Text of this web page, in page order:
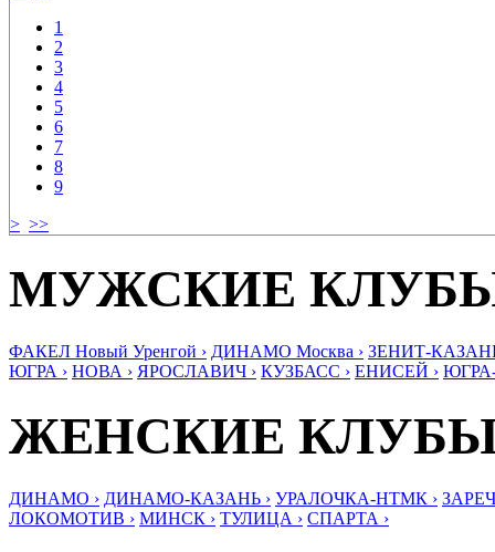
1
2
3
4
5
6
7
8
9
> >>
МУЖСКИЕ
ФАКЕЛ Новый Уренгой › ДИНАМО Москва › ЗЕНИТ-
ЮГРА › НОВА › ЯРОСЛАВИЧ › КУЗБАСС › ЕНИСЕЙ ›
ЖЕНСКИЕ
ДИНАМО › ДИНАМО-КАЗАНЬ › УРАЛОЧКА-НТМК ›
ЛОКОМОТИВ › МИНСК › ТУЛИЦА › СПАРТА ›